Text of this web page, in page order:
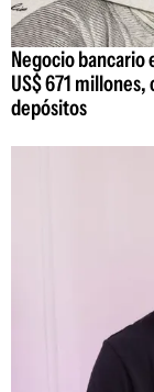
Negocio bancario
US$ 671
depósitos